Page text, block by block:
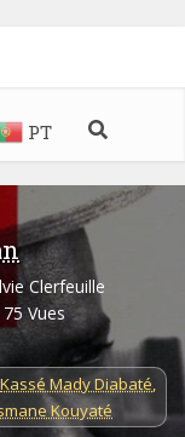
PT
Clerfeuille
75 Vues
Kassé Mady Diabaté,
Kouyaté